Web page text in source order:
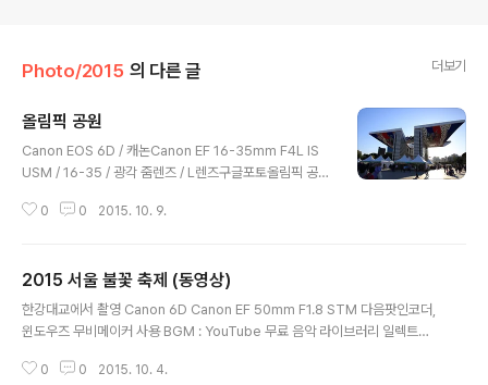
Photo/2015 의 다른 글 더보기
올림픽 공원
Canon EOS 6D / 캐논Canon EF 16-35mm F4L IS
USM / 16-35 / 광각 줌렌즈 / L렌즈구글포토올림픽 공원
0 0 2015. 10. 9.
2015 서울 불꽃 축제 (동영상)
한강대교에서 촬영 Canon 6D Canon EF 50mm F1.8 STM 다음팟인코더,
윈도우즈 무비메이커 사용 BGM : YouTube 무료 음악 라이브러리 일렉트로
스러운 결과물을 얻지 못했음
0 0 2015. 10. 4.